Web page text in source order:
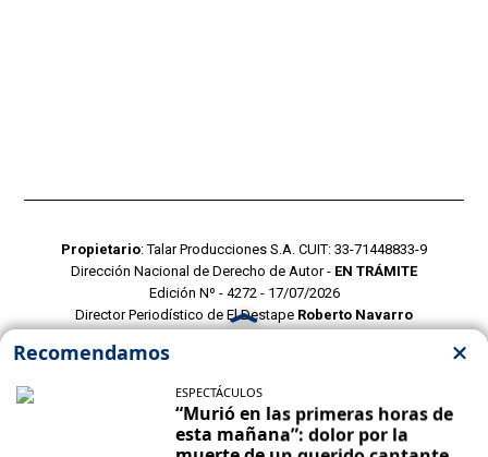
Propietario: Talar Producciones S.A. CUIT: 33-71448833-9
Dirección Nacional de Derecho de Autor - EN TRÁMITE
Edición Nº - 4272 - 17/07/2026
Director Periodístico de El Destape Roberto Navarro
POLITICAS DE PRIVACIDAD
CONTACTO COMERCIAL
CONTACTO EDITORIAL